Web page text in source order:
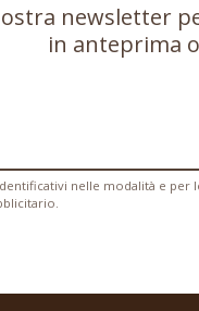
newsletter
in anteprima
nelle modalità e per